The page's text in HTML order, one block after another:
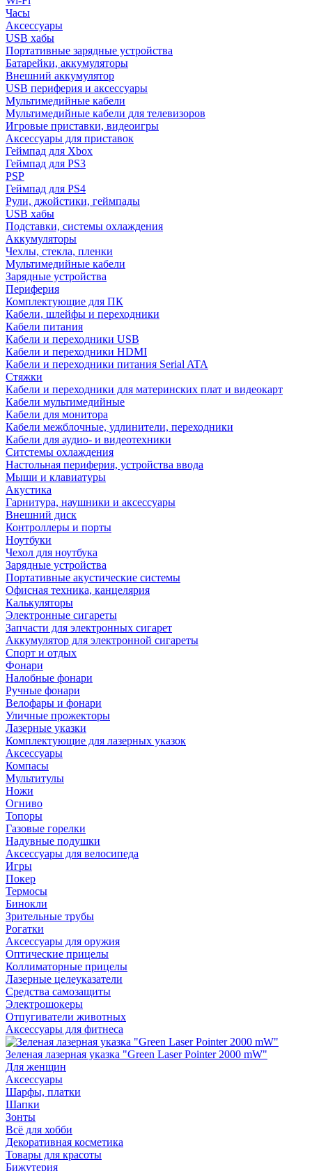
Часы
Аксессуары
USB хабы
Портативные зарядные устройства
Батарейки, аккумуляторы
Внешний аккумулятор
USB периферия и аксессуары
Мультимедийные кабели
Мультимедийные кабели для телевизоров
Игровые приставки, видеоигры
Аксессуары для приставок
Геймпад для Xbox
Геймпад для PS3
PSP
Геймпад для PS4
Рули, джойстики, геймпады
USB хабы
Подставки, системы охлаждения
Аккумуляторы
Чехлы, стекла, пленки
Мультимедийные кабели
Зарядные устройства
Периферия
Комплектующие для ПК
Кабели, шлейфы и переходники
Кабели питания
Кабели и переходники USB
Кабели и переходники HDMI
Кабели и переходники питания Serial ATA
Стяжки
Кабели и переходники для материнских плат и видеокарт
Кабели мультимедийные
Кабели для монитора
Кабели межблочные, удлинители, переходники
Кабели для аудио- и видеотехники
Ситстемы охлаждения
Настольная периферия, устройства ввода
Мыши и клавиатуры
Акустика
Гарнитура, наушники и аксессуары
Внешний диск
Контроллеры и порты
Ноутбуки
Чехол для ноутбука
Зарядные устройства
Портативные акустические системы
Офисная техника, канцелярия
Калькуляторы
Электронные сигареты
Запчасти для электронных сигарет
Аккумулятор для электронной сигареты
Спорт и отдых
Фонари
Налобные фонари
Ручные фонари
Велофары и фонари
Уличные прожекторы
Лазерные указки
Комплектующие для лазерных указок
Аксессуары
Компасы
Мультитулы
Ножи
Огниво
Топоры
Газовые горелки
Надувные подушки
Аксессуары для велосипеда
Игры
Покер
Термосы
Бинокли
Зрительные трубы
Рогатки
Аксессуары для оружия
Оптические прицелы
Коллиматорные прицелы
Лазерные целеуказатели
Средства самозащиты
Электрошокеры
Отпугиватели животных
Аксессуары для фитнеса
Зеленая лазерная указка "Green Laser Pointer 2000 mW"
Для женщин
Аксессуары
Шарфы, платки
Шапки
Зонты
Всё для хобби
Декоративная косметика
Товары для красоты
Бижутерия